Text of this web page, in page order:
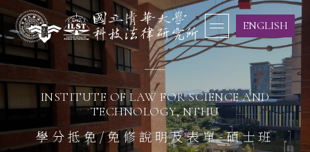
ENGLISH
INSTITUTE OF LAW FOR SCIENCE AND
TECHNOLOGY, NTHU
學分抵免/免修說明及表單-碩士班